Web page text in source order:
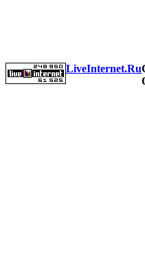
LiveInternet.Ru